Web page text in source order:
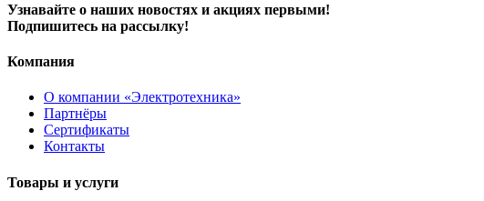
Узнавайте о наших новостях и акциях первыми!
Подпишитесь на рассылку!
Компания
О компании «Электротехника»
Партнёры
Сертификаты
Контакты
Товары и услуги